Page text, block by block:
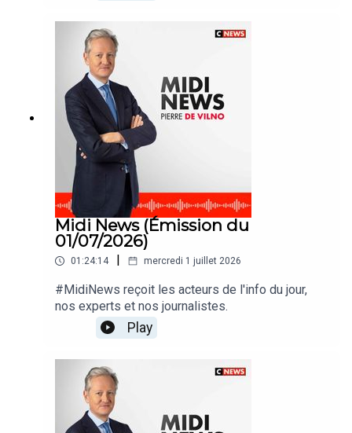
Midi News (Émission du
01/07/2026)
01:24:14 mercredi 1 juillet 2026
#MidiNews reçoit les acteurs de l'info du jour,
nos experts et nos journalistes.
Play